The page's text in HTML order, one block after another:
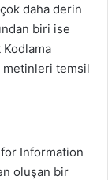
daha derin
biri ise
Kodlama
metinleri temsil
Information
oluşan bir